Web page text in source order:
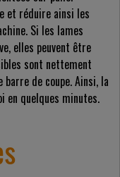
et réduire ainsi les
Si les lames
elles peuvent être
sont nettement
de coupe. Ainsi, la
en quelques minutes.